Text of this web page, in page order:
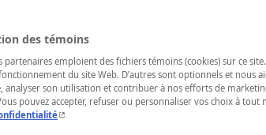
Chaudière-
des témoins
partenaires emploient des fichiers témoins (cookies) sur ce
du site Web. D’autres sont optionnels et nous
analyser son utilisation et contribuer à nos efforts de
pouvez accepter, refuser ou personnaliser vos choix à tout
- Cet hyperlien s'ouvrira dans une nouvelle fenêtre.